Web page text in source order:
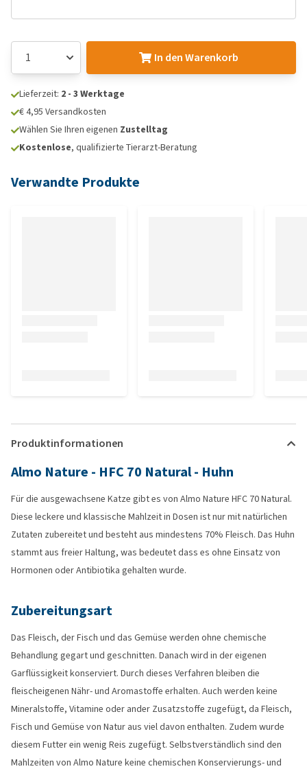
In den Warenkorb
Lieferzeit: 2 - 3 Werktage
€ 4,95 Versandkosten
Wählen Sie Ihren eigenen Zustelltag
Kostenlose, qualifizierte Tierarzt-Beratung
Verwandte Produkte
Produktinformationen
Almo Nature - HFC 70 Natural - Huhn
Für die ausgewachsene Katze gibt es von Almo Nature HFC 70 Natural.
Diese leckere und klassische Mahlzeit in Dosen ist nur mit natürlichen
Zutaten zubereitet und besteht aus mindestens 70% Fleisch. Das Huhn
stammt aus freier Haltung, was bedeutet dass es ohne Einsatz von
Hormonen oder Antibiotika gehalten wurde.
Zubereitungsart
Das Fleisch, der Fisch und das Gemüse werden ohne chemische
Behandlung gegart und geschnitten. Danach wird in der eigenen
Garflüssigkeit konserviert. Durch dieses Verfahren bleiben die
fleischeigenen Nähr- und Aromastoffe erhalten. Auch werden keine
Mineralstoffe, Vitamine oder ander Zusatzstoffe zugefügt, da Fleisch,
Fisch und Gemüse von Natur aus viel davon enthalten. Zudem wurde
diesem Futter ein wenig Reis zugefügt. Selbstverständlich sind den
Mahlzeiten von Almo Nature keine chemischen Konservierungs- und